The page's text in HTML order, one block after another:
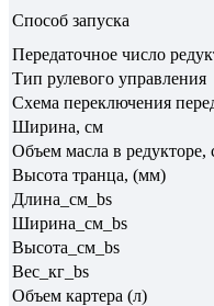
Способ запуска
Передаточное число
Тип рулевого управления
Схема переключения
Ширина, см
Объем масла в редукторе,
Высота транца, (мм)
Длина_см_bs
Ширина_см_bs
Высота_см_bs
Вес_кг_bs
Объем картера (л)